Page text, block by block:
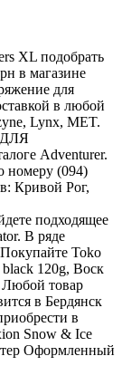
XL подобрать
в магазине
для
в любой
Lynx, MET.
ДЛЯ
Adventurer.
номеру (094)
Кривой Рог,
подходящее
В ряде
Toko
120g, Воск
Любой товар
в Бердянск
в
Snow & Ice
Оформленный